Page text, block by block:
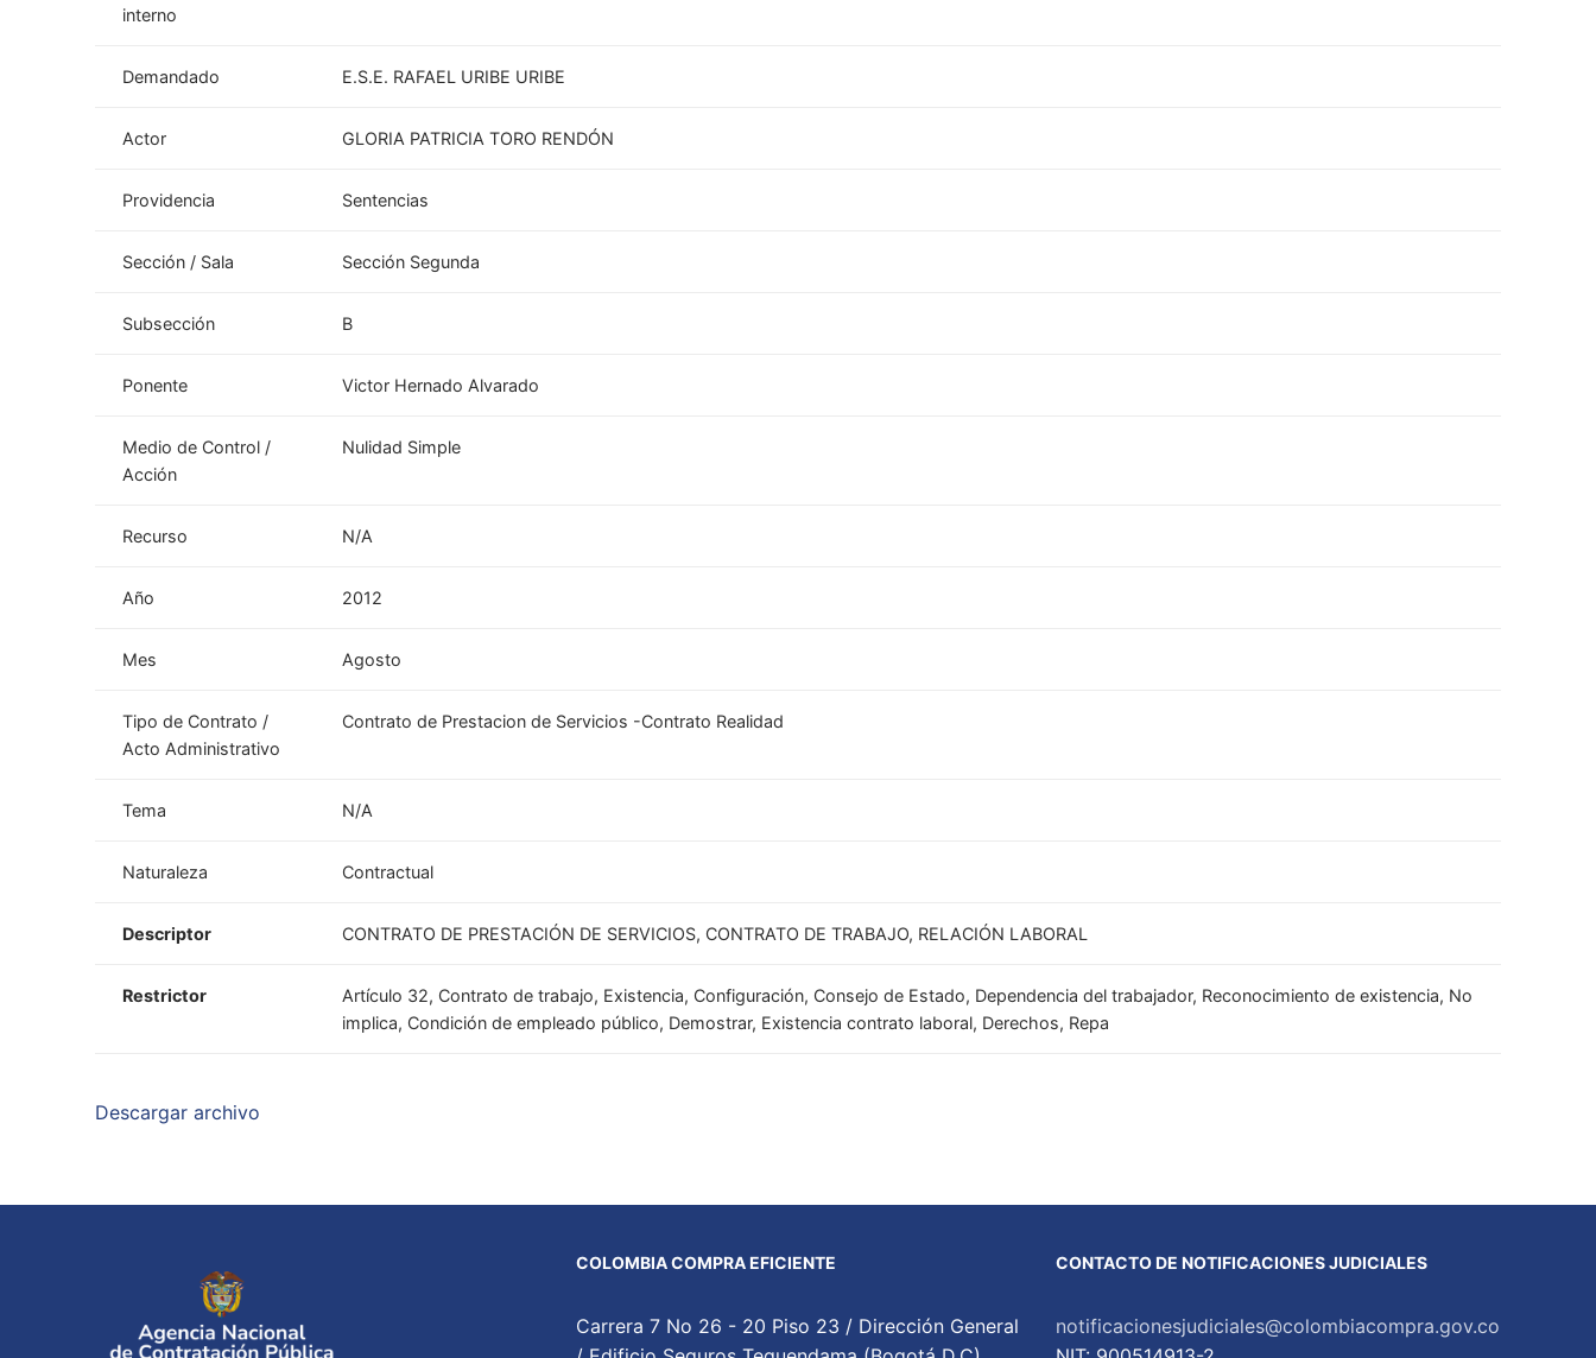
interno
Demandado E.S.E. RAFAEL URIBE URIBE
Actor GLORIA PATRICIA TORO RENDÓN
Providencia Sentencias
Sección / Sala Sección Segunda
Subsección B
Ponente Victor Hernado Alvarado
Medio de Control /
Acción
Nulidad Simple
Recurso N/A
Año 2012
Mes Agosto
Tipo de Contrato /
Acto Administrativo
Contrato de Prestacion de Servicios -Contrato Realidad
Tema N/A
Naturaleza Contractual
Descriptor CONTRATO DE PRESTACIÓN DE SERVICIOS, CONTRATO DE TRABAJO, RELACIÓN LABORAL
Restrictor
Artículo 32, Contrato de trabajo, Existencia, Configuración, Consejo de Estado, Dependencia del trabajador, Reconocimiento de existencia, No
implica, Condición de empleado público, Demostrar, Existencia contrato laboral, Derechos, Repa
Descargar archivo
COLOMBIA COMPRA EFICIENTE
Carrera 7 No 26 - 20 Piso 23 / Dirección General
CONTACTO DE NOTIFICACIONES JUDICIALES
notificacionesjudiciales@colombiacompra.gov.co